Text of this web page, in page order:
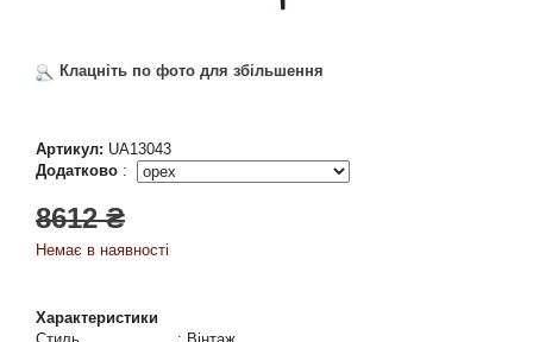
Клацніть по фото для збільшення
Артикул: UA13043
Додатково :
8612 ₴
Немає в наявності
Характеристики